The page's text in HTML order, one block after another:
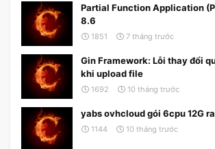
Partial Function Application
8.6
1851 7 tháng trước
Gin Framework: Lỗi thay đổi
khi upload file
1692 10 tháng trước
yabs ovhcloud gói 6cpu 12G
1144 10 tháng trước